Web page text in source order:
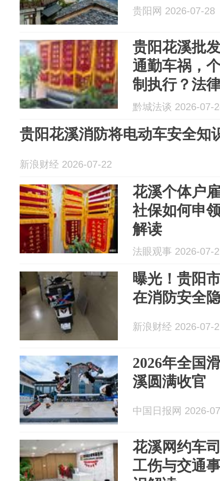
贵阳网 2026-07-28
贵阳花溪批
通勤车祸，
制执行？法
黔城法谈 2026-07-
贵阳花溪消防将电动车安全知
新浪财经 2026-07-22
花溪个体户
社保如何申
解读
法眼观事 2026-07-
曝光！贵阳
在消防安全
新浪财经 2026-07-
2026年全国
溪圆满收官
中国日报网 2026-
花溪网约车
工伤与交通